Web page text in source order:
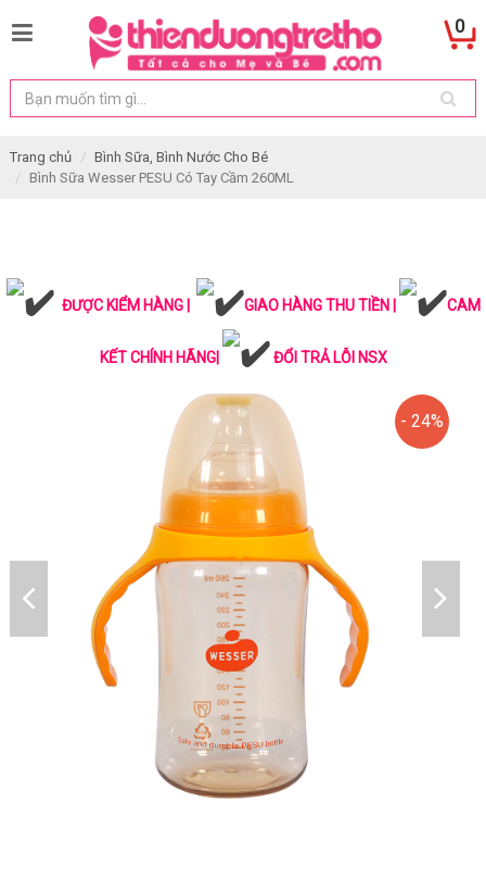
0
Trang chủ
Bình Sữa, Bình Nước Cho Bé
Bình Sữa Wesser PESU Có Tay Cầm 260ML
ĐƯỢC KIỂM HÀNG | GIAO HÀNG THU TIỀN | CAM
KẾT CHÍNH HÃNG| ĐỔI TRẢ LỖI NSX
- 24%